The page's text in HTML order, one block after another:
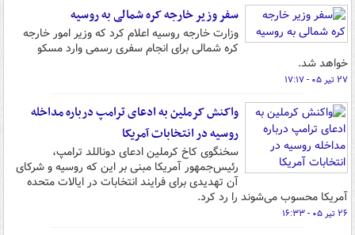
سفر وزیر خارجه کره شمالی به روسیه
وزارت خارجه روسیه اعلام کرد که وزیر امور خارجه
کره شمالی برای انجام سفری رسمی وارد مسکو
خواهد شد.
۲۷ تیر ۰۵ - ۱۷:۱۷
واکنش کرملین به ادعای ترامپ درباره مداخله
روسیه در انتخابات آمریکا
سخنگوی کاخ کرملین ادعای دوناللد ترامپ،
رئیس‌جمهور آمریکا مبنی بر این که روسیه و شرکای
آن تهدیدی برای فرایند انتخابات در ایالات متحده
آمریکا محسوب می‌شوند را رد کرد.
۲۶ تیر ۰۵ - ۱۶:۳۳